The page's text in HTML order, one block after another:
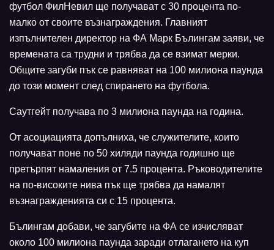
футбол ФилНевил ще получават с 30 процента по-
малко от своите възнаграждения. Главният
изпълнителен директор на ФА Марк Бълингам заяви, че
времената са трудни и трябва да се взимат мерки.
Общите загуби пък се равняват на 100 милиона паунда
до този момент след спирането на футбола.
Саутгейт получава по 3 милиона паунда на година.
От асоциацията допълниха, че служителите, които
получават поне по 50 хиляди паунда годишно ще
претърпят намаления от 7.5 процента. Ръководителите
на по-високите нива пък ще трябва да намалят
възнагражденията си с 15 процента.
Бълингам добави, че загубите на ФА се изчисляват
около 100 милиона паунда заради отлагането на куп